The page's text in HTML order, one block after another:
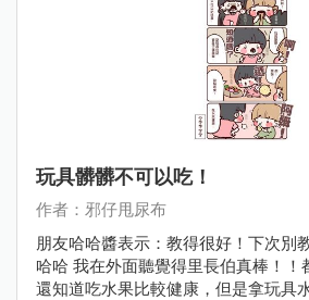
玩具髒髒不可以吃！
作者：邪仔甩尿布
朋友哈哈醬表示：教得很好！下次別教了 哈哈哈哈哈哈
哈哈 我在外面聽覺得里長伯真棒！！都有幫忙顧好妹妹！！
還知道吃水果比較健康，但是拿玩具水